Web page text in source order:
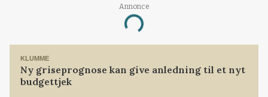
Annonce
Loading...
KLUMME
Ny griseprognose kan give anledning til et nyt
budgettjek